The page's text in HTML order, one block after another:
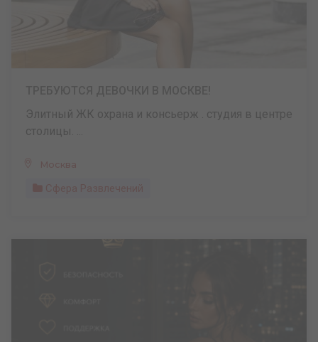
Элитный ЖК охрана и консьерж . студия в центре
столицы. ...
Москва
Сфера Развлечений